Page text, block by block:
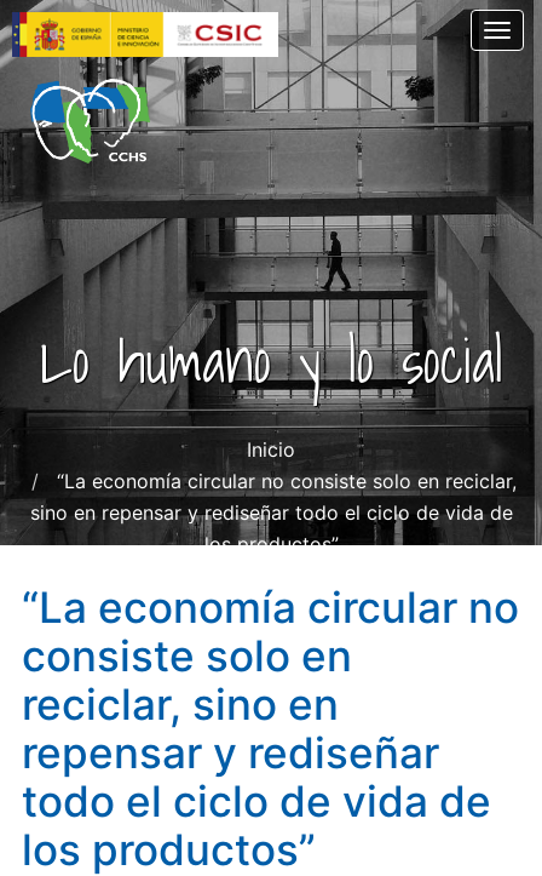
Pasar
al
contenido
principal
Lo humano y lo social
Inicio
“La economía circular no consiste solo en reciclar,
sino en repensar y rediseñar todo el ciclo de vida de
los productos”
“La economía circular no
consiste solo en
reciclar, sino en
repensar y rediseñar
todo el ciclo de vida de
los productos”